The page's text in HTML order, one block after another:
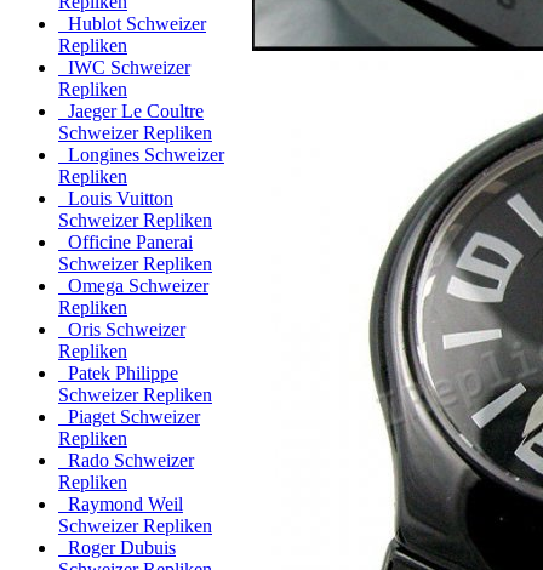
Hublot Schweizer
Repliken
IWC Schweizer
Repliken
Jaeger Le Coultre
Schweizer Repliken
Longines Schweizer
Repliken
Louis Vuitton
Schweizer Repliken
Officine Panerai
Schweizer Repliken
Omega Schweizer
Repliken
Oris Schweizer
Repliken
Patek Philippe
Schweizer Repliken
Piaget Schweizer
Repliken
Rado Schweizer
Repliken
Raymond Weil
Schweizer Repliken
Roger Dubuis